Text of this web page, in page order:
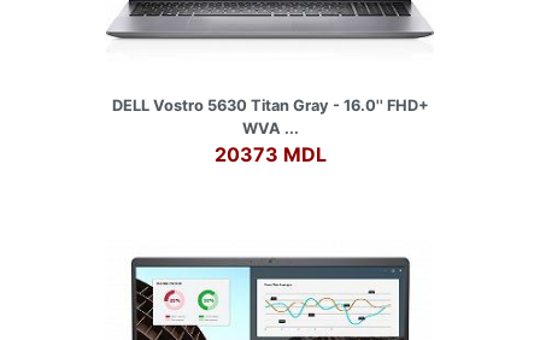
DELL Vostro 5630 Titan Gray - 16.0'' FHD+
WVA ...
20373 MDL